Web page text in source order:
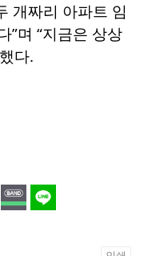
개짜리 아파트 임
”며 “지금은 상상
다.